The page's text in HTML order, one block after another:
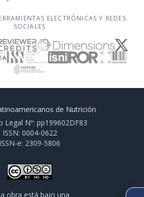
ELECTRÓNICAS Y REDES
SOCIALES
de Nutrición
Legal Nº: pp199602DF83
ISSN: 0004-0622
ISSN-e: 2309-5806
obra está bajo una